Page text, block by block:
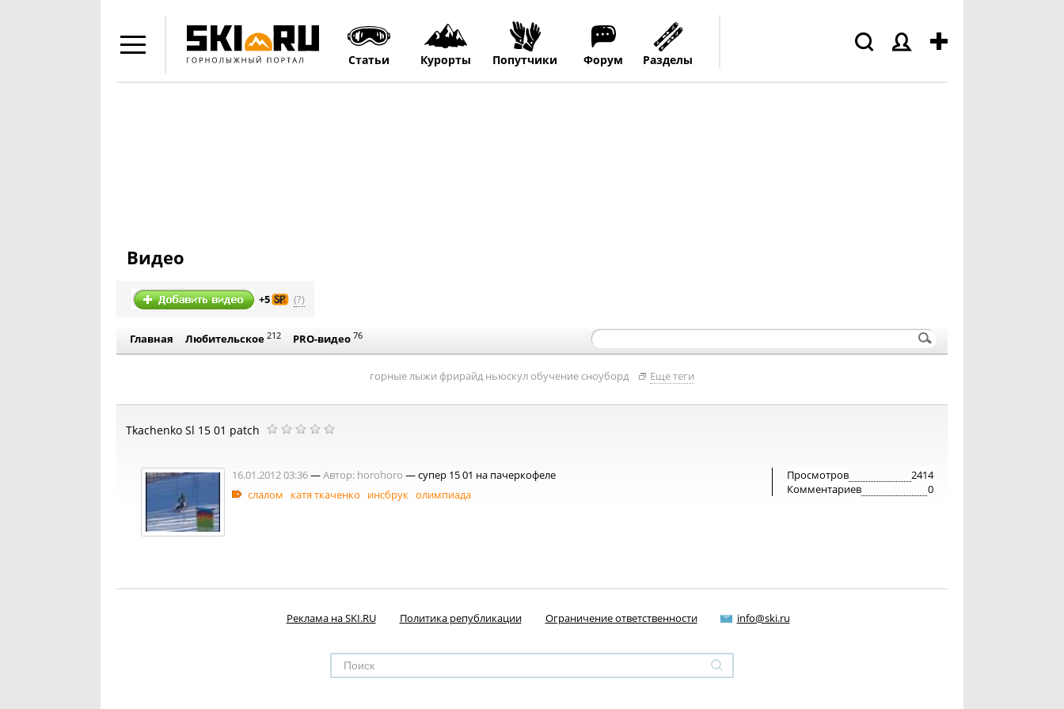
Статьи Курорты Попутчики Форум Разделы
Видео
+5 (?)
Главная Любительское 212 PRO-видео 76
горные лыжи фрирайд ньюскулобучениесноуборд Еще теги
Tkachenko Sl 15 01 patch
Просмотров
2414
Комментариев
0
16.01.2012 03:36—Автор: horohoro — супер 15 01 на пачеркофеле
слалом
катя ткаченко инсбрук олимпиада
Реклама на SKI.RU Политика републикации Ограничение ответственности info@ski.ru